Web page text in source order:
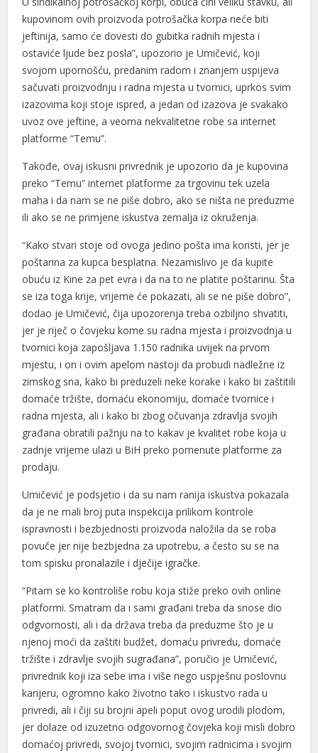
kupovinom ovih proizvoda potrošačka korpa neće biti
jeftinija, samo će dovesti do gubitka radnih mjesta i
ostaviće ljude bez posla”, upozorio je Umičević, koji
svojom upornošću, predanim radom i znanjem uspijeva
sačuvati proizvodnju i radna mjesta u tvornici, uprkos svim
izazovima koji stoje ispred, a jedan od izazova je svakako
uvoz ove jeftine, a veoma nekvalitetne robe sa internet
platforme “Temu”.
Takođe, ovaj iskusni privrednik je upozorio da je kupovina
preko “Temu” internet platforme za trgovinu tek uzela
maha i da nam se ne piše dobro, ako se ništa ne preduzme
ili ako se ne primjene iskustva zemalja iz okruženja.
“Kako stvari stoje od ovoga jedino pošta ima koristi, jer je
poštarina za kupca besplatna. Nezamislivo je da kupite
obuću iz Kine za pet evra i da na to ne platite poštarinu. Šta
se iza toga krije, vrijeme će pokazati, ali se ne piše dobro”,
dodao je Umičević, čija upozorenja treba ozbiljno shvatiti,
jer je riječ o čovjeku kome su radna mjesta i proizvodnja u
tvornici koja zapošljava 1.150 radnika uvijek na prvom
mjestu, i on i ovim apelom nastoji da probudi nadležne iz
zimskog sna, kako bi preduzeli neke korake i kako bi zaštitili
domaće tržište, domaću ekonomiju, domaće tvornice i
radna mjesta, ali i kako bi zbog očuvanja zdravlja svojih
građana obratili pažnju na to kakav je kvalitet robe koja u
zadnje vrijeme ulazi u BiH preko pomenute platforme za
prodaju.
Umičević je podsjetio i da su nam ranija iskustva pokazala
da je ne mali broj puta inspekcija prilikom kontrole
ispravnosti i bezbjednosti proizvoda naložila da se roba
povuče jer nije bezbjedna za upotrebu, a često su se na
tom spisku pronalazile i dječije igračke.
“Pitam se ko kontroliše robu koja stiže preko ovih online
platformi. Smatram da i sami građani treba da snose dio
odgvornosti, ali i da država treba da preduzme što je u
njenoj moći da zaštiti budžet, domaću privredu, domaće
tržište i zdravlje svojih sugrađana”, poručio je Umičević,
privrednik koji iza sebe ima i više nego uspješnu poslovnu
karijeru, ogromno kako životno tako i iskustvo rada u
privredi, ali i čiji su brojni apeli poput ovog urodili plodom,
jer dolaze od izuzetno odgovornog čovjeka koji misli dobro
domaćoj privredi, svojoj tvornici, svojim radnicima i svojim